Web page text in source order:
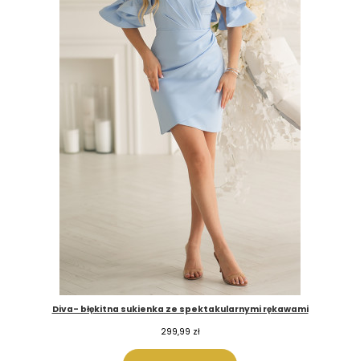
Diva- błękitna sukienka ze spektakularnymi rękawami
299,99 zł